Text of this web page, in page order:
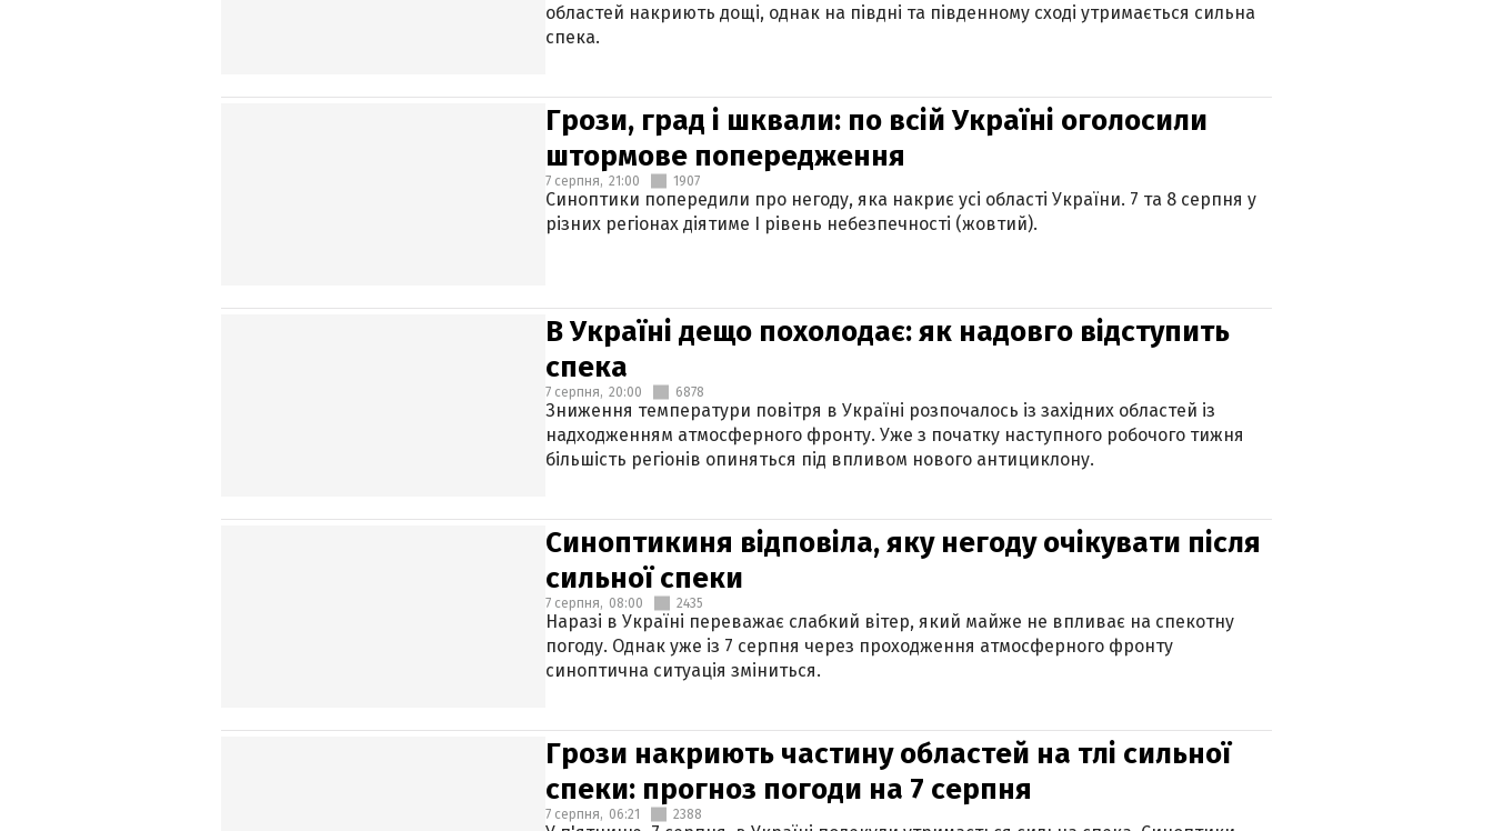
областей накриють дощі, однак на півдні та південному сході утримається сильна
спека.
Грози, град і шквали: по всій Україні оголосили
штормове попередження
7 серпня, 21:00 1907
Синоптики попередили про негоду, яка накриє усі області України. 7 та 8 серпня у
різних регіонах діятиме І рівень небезпечності (жовтий).
В Україні дещо похолодає: як надовго відступить
спека
7 серпня, 20:00 6878
Зниження температури повітря в Україні розпочалось із західних областей із
надходженням атмосферного фронту. Уже з початку наступного робочого тижня
більшість регіонів опиняться під впливом нового антициклону.
Синоптикиня відповіла, яку негоду очікувати після
сильної спеки
7 серпня, 08:00 2435
Наразі в Україні переважає слабкий вітер, який майже не впливає на спекотну
погоду. Однак уже із 7 серпня через проходження атмосферного фронту
синоптична ситуація зміниться.
Грози накриють частину областей на тлі сильної
спеки: прогноз погоди на 7 серпня
7 серпня, 06:21 2388